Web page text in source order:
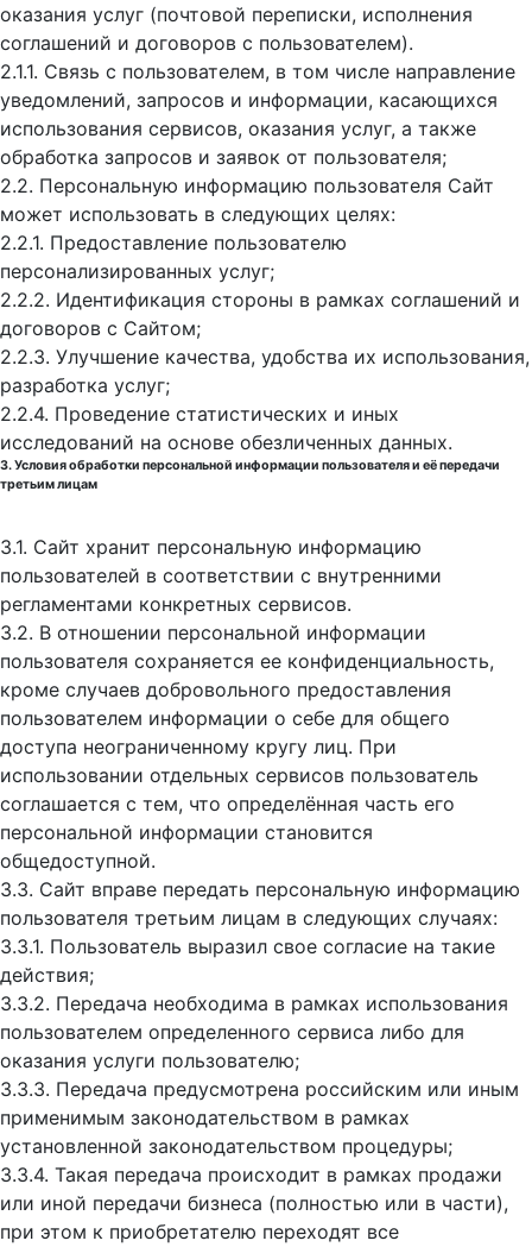
оказания услуг (почтовой переписки, исполнения
соглашений и договоров с пользователем).
2.1.1. Связь с пользователем, в том числе направление
уведомлений, запросов и информации, касающихся
использования сервисов, оказания услуг, а также
обработка запросов и заявок от пользователя;
2.2. Персональную информацию пользователя Сайт
может использовать в следующих целях:
2.2.1. Предоставление пользователю
персонализированных услуг;
2.2.2. Идентификация стороны в рамках соглашений и
договоров с Сайтом;
2.2.3. Улучшение качества, удобства их использования,
разработка услуг;
2.2.4. Проведение статистических и иных
исследований на основе обезличенных данных.
3. Условия обработки персональной информации пользователя и её передачи
третьим лицам
3.1. Сайт хранит персональную информацию
пользователей в соответствии с внутренними
регламентами конкретных сервисов.
3.2. В отношении персональной информации
пользователя сохраняется ее конфиденциальность,
кроме случаев добровольного предоставления
пользователем информации о себе для общего
доступа неограниченному кругу лиц. При
использовании отдельных сервисов пользователь
соглашается с тем, что определённая часть его
персональной информации становится
общедоступной.
3.3. Сайт вправе передать персональную информацию
пользователя третьим лицам в следующих случаях:
3.3.1. Пользователь выразил свое согласие на такие
действия;
3.3.2. Передача необходима в рамках использования
пользователем определенного сервиса либо для
оказания услуги пользователю;
3.3.3. Передача предусмотрена российским или иным
применимым законодательством в рамках
установленной законодательством процедуры;
3.3.4. Такая передача происходит в рамках продажи
или иной передачи бизнеса (полностью или в части),
при этом к приобретателю переходят все